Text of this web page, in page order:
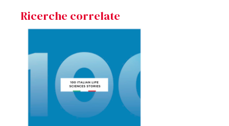
Ricerche correlate